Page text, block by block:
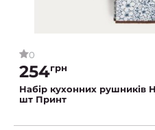
0
254грн
Набір кухонних рушників
шт Принт